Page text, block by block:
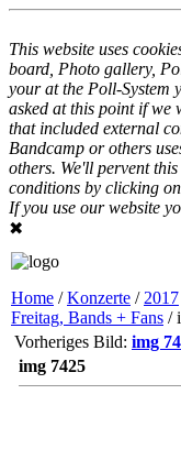
This website uses
board, Photo gallery,
your at the Poll-System
asked at this point if we
that included external
Bandcamp or others
others. We'll pervent
conditions by clicking
If you use our website
✖
Home /Konzerte / 2017
Freitag, Bands + Fans /
Vorheriges Bild: img
img 7425